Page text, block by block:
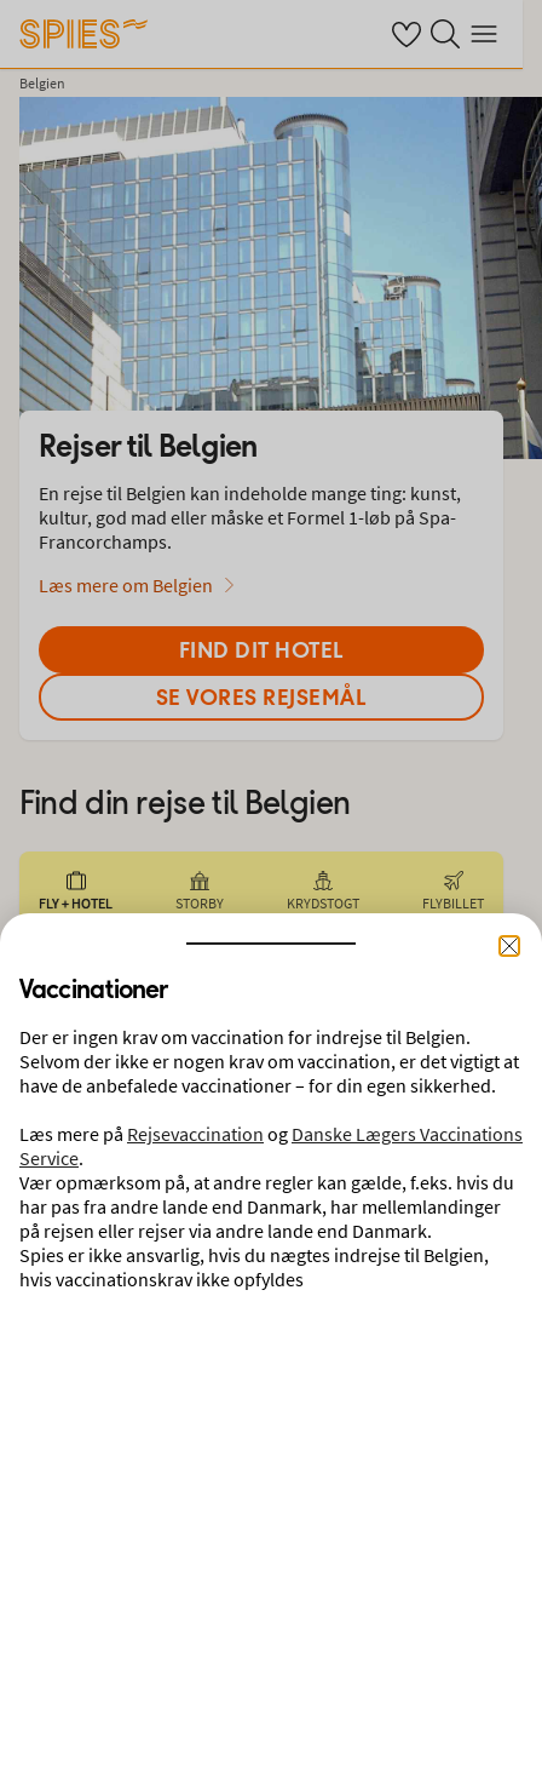
Se dine gemte
Søg på spies.dk
Menu
Belgien
Rejser til Belgien
En rejse til Belgien kan indeholde mange ting: kunst,
kultur, god mad eller måske et Formel 1-løb på Spa-
Francorchamps.
Læs mere om Belgien
FIND DIT HOTEL
SE VORES REJSEMÅL
Find din rejse til Belgien
FLY + HOTEL STORBY KRYDSTOGT FLYBILLET
København
REJSEMÅL
Belgiens Grand Prix, Belgien
DATO
06-09-2026
REJSENDE
2 voksne
SØG
Vaccinationer
Der er ingen krav om vaccination for indrejse til Belgien.
Selvom der ikke er nogen krav om vaccination, er det vigtigt at
have de anbefalede vaccinationer – for din egen sikkerhed.
Læs mere på Rejsevaccination og Danske Lægers Vaccinations
Service.
Vær opmærksom på, at andre regler kan gælde, f.eks. hvis du
har pas fra andre lande end Danmark, har mellemlandinger
på rejsen eller rejser via andre lande end Danmark.
Spies er ikke ansvarlig, hvis du nægtes indrejse til Belgien,
hvis vaccinationskrav ikke opfyldes